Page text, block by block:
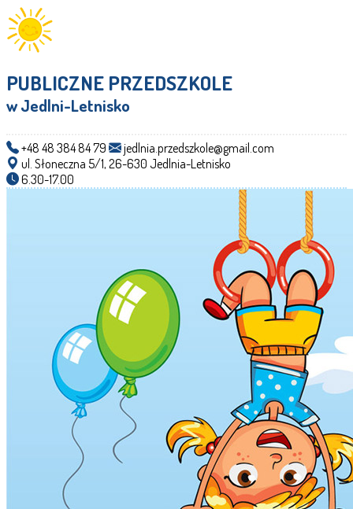
PUBLICZNE PRZEDSZKOLE
w Jedlni-Letnisko
+48 48 384 84 79
jedlnia.przedszkole@gmail.com
ul. Słoneczna 5/1, 26-630 Jedlnia-Letnisko
6.30-17.00